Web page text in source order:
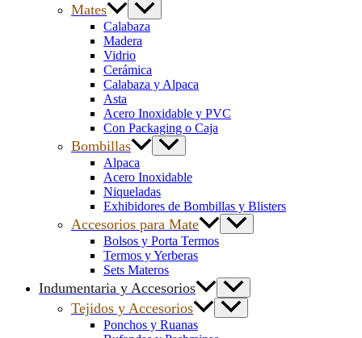
Mates
Calabaza
Madera
Vidrio
Cerámica
Calabaza y Alpaca
Asta
Acero Inoxidable y PVC
Con Packaging o Caja
Bombillas
Alpaca
Acero Inoxidable
Niqueladas
Exhibidores de Bombillas y Blisters
Accesorios para Mate
Bolsos y Porta Termos
Termos y Yerberas
Sets Materos
Indumentaria y Accesorios
Tejidos y Accesorios
Ponchos y Ruanas